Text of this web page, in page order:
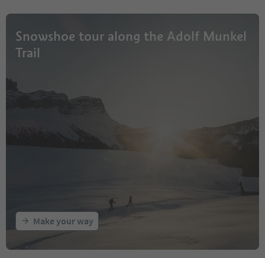
Snowshoe tour along the Adolf Munkel
Trail
Make your way